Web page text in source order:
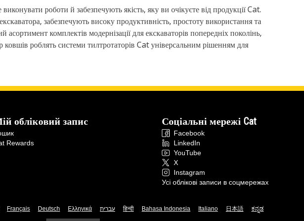
роботи й забезпечують якість, яку ви очікуєте від продукції Cat.
забезпечують високу продуктивність, простоту використання та
комплектів модернізації для екскаваторів попередніх поколінь,
ковшів роблять системи тилтротаторів Cat універсальним рішенням для
обліковий запис
Rewards
Соціальні мережі Cat
Facebook
LinkedIn
YouTube
X
Instagram
Усі облікові записи в соцмережах
Français Deutsch Ελληνικά עברית हिन्दी Bahasa Indonesia Italiano 日本語 ಕನ್ನಡ